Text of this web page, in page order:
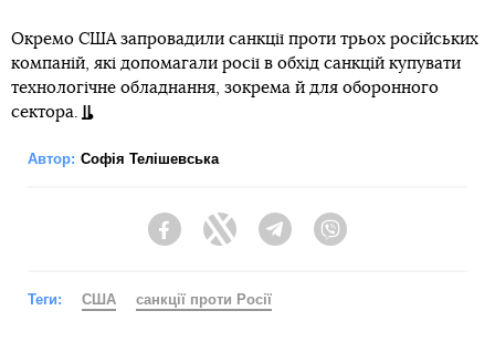
Окремо США запровадили санкції проти трьох російських
компаній, які допомагали росії в обхід санкцій купувати
технологічне обладнання, зокрема й для оборонного
сектора.
Автор: Софія Телішевська
FacebookTwitter Telegram
Теги: США санкції проти Росії